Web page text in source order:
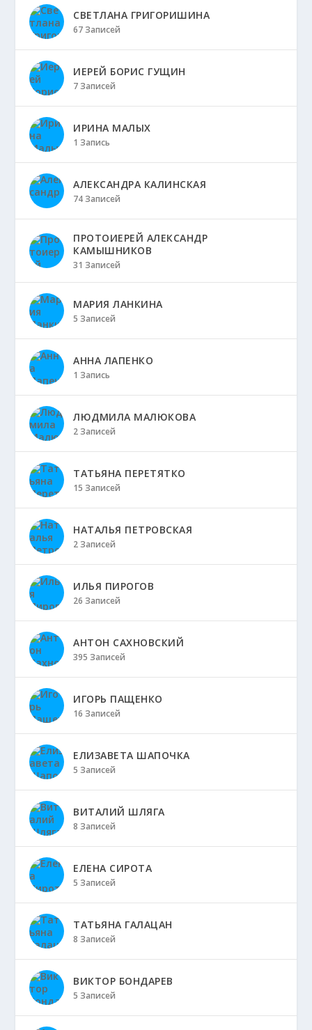
СВЕТЛАНА ГРИГОРИШИНА
67 Записей
ИЕРЕЙ БОРИС ГУЩИН
7 Записей
ИРИНА МАЛЫХ
1 Запись
АЛЕКСАНДРА КАЛИНСКАЯ
74 Записей
ПРОТОИЕРЕЙ АЛЕКСАНДР
КАМЫШНИКОВ
31 Записей
МАРИЯ ЛАНКИНА
5 Записей
АННА ЛАПЕНКО
1 Запись
ЛЮДМИЛА МАЛЮКОВА
2 Записей
ТАТЬЯНА ПЕРЕТЯТКО
15 Записей
НАТАЛЬЯ ПЕТРОВСКАЯ
2 Записей
ИЛЬЯ ПИРОГОВ
26 Записей
АНТОН САХНОВСКИЙ
395 Записей
ИГОРЬ ПАЩЕНКО
16 Записей
ЕЛИЗАВЕТА ШАПОЧКА
5 Записей
ВИТАЛИЙ ШЛЯГА
8 Записей
ЕЛЕНА СИРОТА
5 Записей
ТАТЬЯНА ГАЛАЦАН
8 Записей
ВИКТОР БОНДАРЕВ
5 Записей